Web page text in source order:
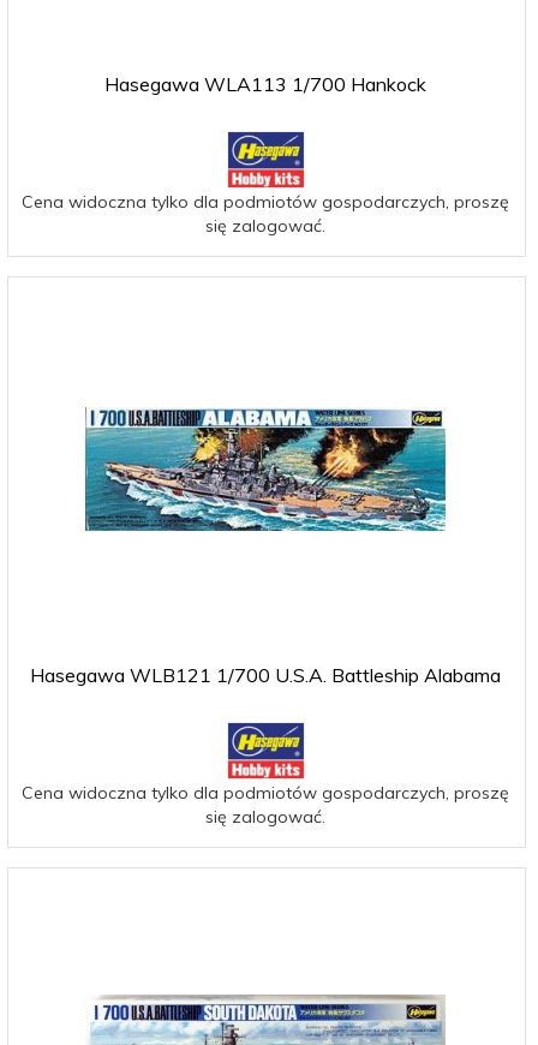
Hasegawa WLA113 1/700 Hankock
Cena widoczna tylko dla podmiotów gospodarczych, proszę
się zalogować.
Hasegawa WLB121 1/700 U.S.A. Battleship Alabama
Cena widoczna tylko dla podmiotów gospodarczych, proszę
się zalogować.